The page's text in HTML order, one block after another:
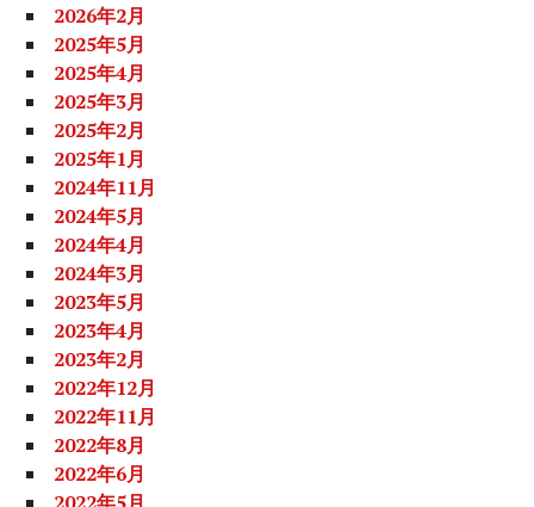
2026年2月
2025年5月
2025年4月
2025年3月
2025年2月
2025年1月
2024年11月
2024年5月
2024年4月
2024年3月
2023年5月
2023年4月
2023年2月
2022年12月
2022年11月
2022年8月
2022年6月